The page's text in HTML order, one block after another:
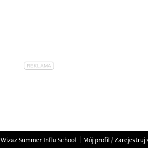
Wizaz Summer Influ School Mój profil / Zarejestruj